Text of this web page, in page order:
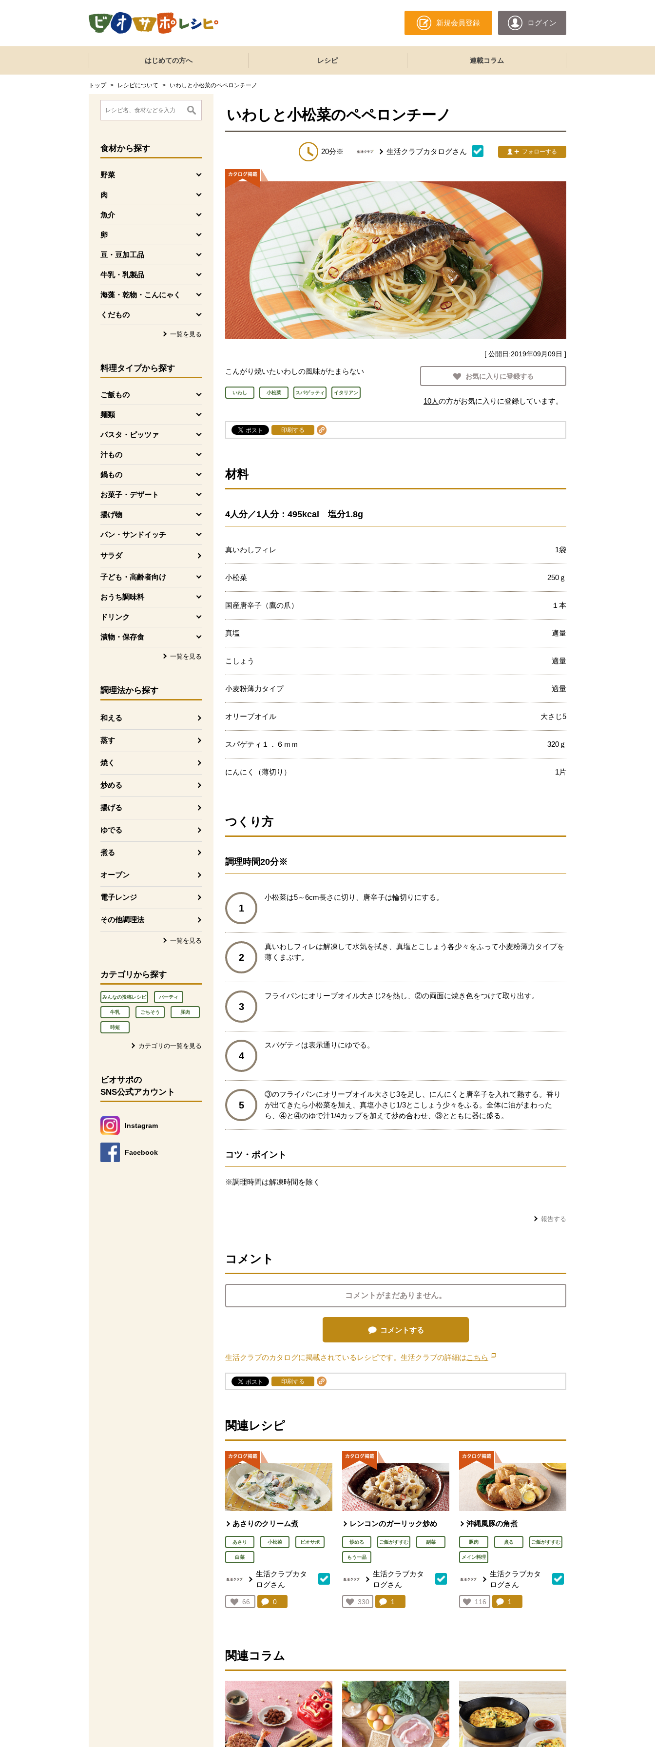
新規会員登録 ログイン
ここからサイト内共通メニューです。
サイト内共通メニューをスキップする
はじめての方へ レシピ 連載コラム
トップ > レシピについて > いわしと小松菜のペペロンチーノ
ここから消費材検索メニューです。
食材から探す
野菜
を開く
肉
を開く
魚介
を開く
卵
を開く
豆・豆加工品
を開く
牛乳・乳製品
を開く
海藻・乾物・こんにゃく
を開く
くだもの
を開く
一覧を見る
料理タイプから探す
ご飯もの
を開く
麺類
を開く
パスタ・ピッツァ
を開く
汁もの
を開く
鍋もの
を開く
お菓子・デザート
を開く
揚げ物
を開く
パン・サンドイッチ
を開く
サラダ
子ども・高齢者向け
を開く
おうち調味料
を開く
ドリンク
を開く
漬物・保存食
を開く
一覧を見る
調理法から探す
和える
蒸す
焼く
炒める
揚げる
ゆでる
煮る
オーブン
電子レンジ
その他調理法
一覧を見る
カテゴリから探す
みんなの投稿レシピ パーティ
牛乳 ごちそう 豚肉
時短
カテゴリの一覧を見る
消費材検索メニューここまで。
ここから本文です。
ビオサポの
SNS公式アカウント
Instagram
別のウィンドウで開きます。
Facebook
別のウィンドウで開きます。
いわしと小松菜のペペロンチーノ
20分※ 生活クラブカタログさん フォローする
[ 公開日:2019年09月09日 ]
こんがり焼いたいわしの風味がたまらない
いわし 小松菜 スパゲッティ イタリアン
お気に入りに登録する
10人の方がお気に入りに登録しています。
印刷する
材料
4人分／1人分：495kcal 塩分1.8g
真いわしフィレ 1袋
小松菜 250ｇ
国産唐辛子（鷹の爪） １本
真塩 適量
こしょう 適量
小麦粉薄力タイプ 適量
オリーブオイル 大さじ5
スパゲティ１．６ｍｍ 320ｇ
にんにく（薄切り） 1片
つくり方
調理時間20分※
1
小松菜は5～6cm長さに切り、唐辛子は輪切りにする。
2
真いわしフィレは解凍して水気を拭き、真塩とこしょう各少々をふって小麦粉薄力タイプを
薄くまぶす。
3
フライパンにオリーブオイル大さじ2を熱し、②の両面に焼き色をつけて取り出す。
4
スパゲティは表示通りにゆでる。
5
③のフライパンにオリーブオイル大さじ3を足し、にんにくと唐辛子を入れて熱する。香り
が出てきたら小松菜を加え、真塩小さじ1/3とこしょう少々をふる。全体に油がまわった
ら、④と④のゆで汁1/4カップを加えて炒め合わせ、③とともに器に盛る。
コツ・ポイント
※調理時間は解凍時間を除く
報告する
コメント
コメントがまだありません。
コメントする
生活クラブのカタログに掲載されているレシピです。生活クラブの詳細はこちら 別のウィンドウで開きます。
印刷する
関連レシピ
あさりのクリーム煮
あさり 小松菜 ビオサポ
白菜
生活クラブカタ
ログさん
お気に入り登録：
66
人が登録
コメント：
0
レンコンのガーリック炒め
炒める ご飯がすすむ 副菜
もう一品
生活クラブカタ
ログさん
お気に入り登録：
330
人が登録
コメント：
1
沖縄風豚の角煮
豚肉 煮る ご飯がすすむ
メイン料理
生活クラブカタ
ログさん
お気に入り登録：
116
人が登録
コメント：
1
関連コラム